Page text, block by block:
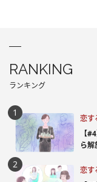
RANKING
ランキング
恋す
【
ら
恋す